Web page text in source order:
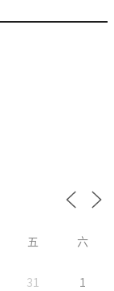
五 六
31 1